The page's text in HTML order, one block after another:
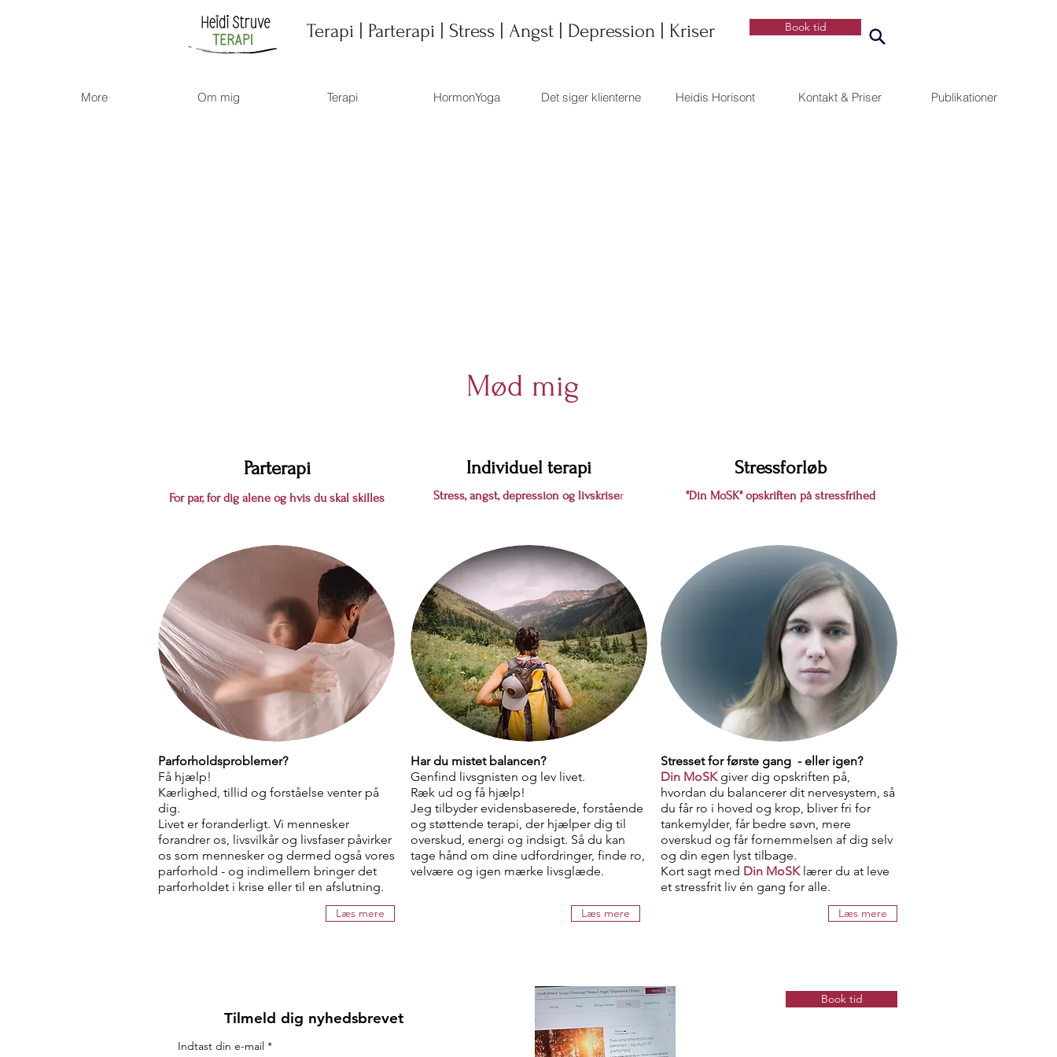
Terapi | Parterapi | Stress | Angst | Depression | Kriser Book tid
Publikationer
Kontakt & Priser
Heidis Horisont
Det siger klienterne
HormonYoga
Terapi
Om mig
More
Mød mig
Parterapi
For par,for dig alene og hvis du skal skilles
Parforholdsproblemer?
Få hjælp!
Kærlighed, tillid og forståelse venter på
dig.
Livet er foranderligt. Vi mennesker
forandrer os, livsvilkår og livsfaser påvirker
os som mennesker og dermed også vores
parforhold - og indimellem bringer det
parforholdet i krise eller til en afslutning.
Læs mere
Individuel terapi
Stress, angst, depression og livskriser
Har du mistet balancen?
Genfind livsgnisten og lev livet.
Ræk ud og få hjælp!
Jeg tilbyder evidensbaserede, forstående
og støttende terapi, der hjælper dig til
overskud, energi og indsigt. Så du kan
tage hånd om dine udfordringer, finde ro,
velvære og igen mærke livsglæde.
Læs mere
Stressforløb
"Din MoSK" opskriften påstressfrihed
Stresset for første gang - eller igen?
Din MoSK giver dig opskriften på,
hvordan du balancerer dit nervesystem, så
du får ro i hoved og krop, bliver fri for
tankemylder, får bedre søvn, mere
overskud og får fornemmelsen af dig selv
og din egen lyst tilbage.
Kort sagt med Din MoSKlærer du at leve
et stressfrit liv én gang for alle.
Læs mere
Tilmeld dig nyhedsbrevet
Indtast din e-mail
Book tid